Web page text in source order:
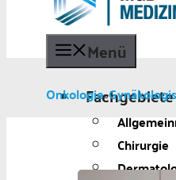
Menü
Fachgebiete
Chirurgie
Onkologie»